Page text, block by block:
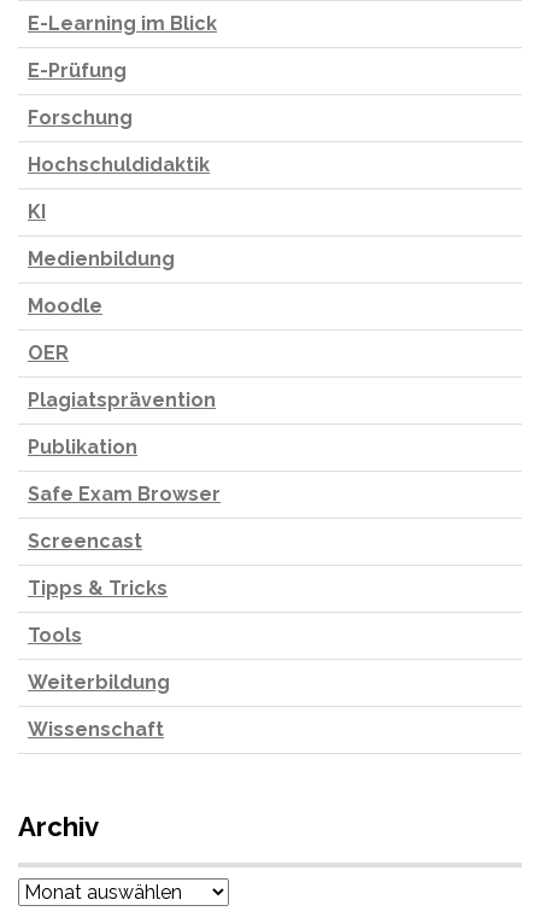
E-Learning im Blick
E-Prüfung
Forschung
Hochschuldidaktik
KI
Medienbildung
Moodle
OER
Plagiatsprävention
Publikation
Safe Exam Browser
Screencast
Tipps & Tricks
Tools
Weiterbildung
Wissenschaft
Archiv
Archiv